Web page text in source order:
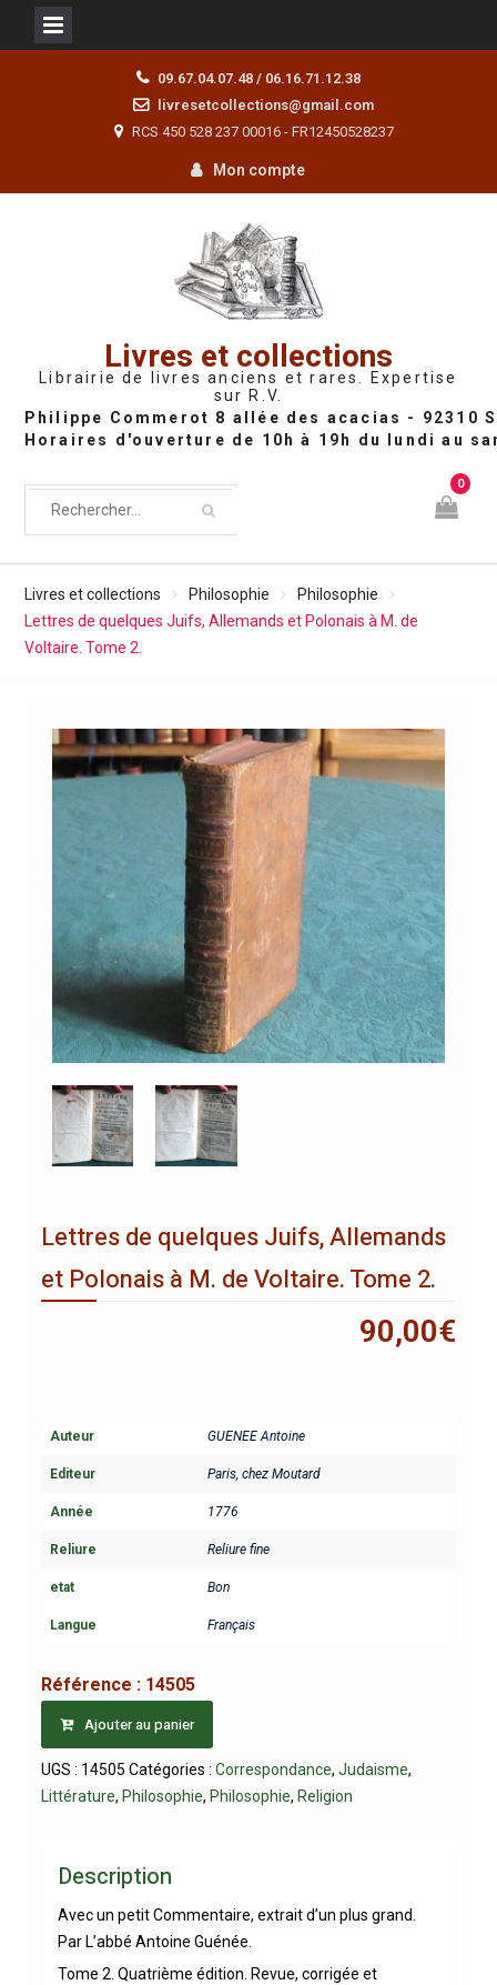
09.67.04.07.48 / 06.16.71.12.38
livresetcollections@gmail.com
RCS 450 528 237 00016 - FR12450528237
Mon compte
Livres et collections
Librairie de livres anciens et rares. Expertise
sur R.V.
0
Livres et collections Philosophie
Philosophie
Lettres de quelques Juifs, Allemands et Polonais à M. de
Voltaire. Tome 2.
Lettres de quelques Juifs, Allemands
et Polonais à M. de Voltaire. Tome 2.
90,00€
Auteur GUENEE Antoine
Editeur Paris, chez Moutard
Année 1776
Reliure Reliure fine
etat Bon
Langue Français
Référence : 14505
Ajouter au panier
UGS : 14505 Catégories : Correspondance, Judaisme,
Littérature, Philosophie, Philosophie, Religion
Description
Avec un petit Commentaire, extrait d’un plus grand.
Par L’abbé Antoine Guénée.
Tome 2. Quatrième édition. Revue, corrigée et